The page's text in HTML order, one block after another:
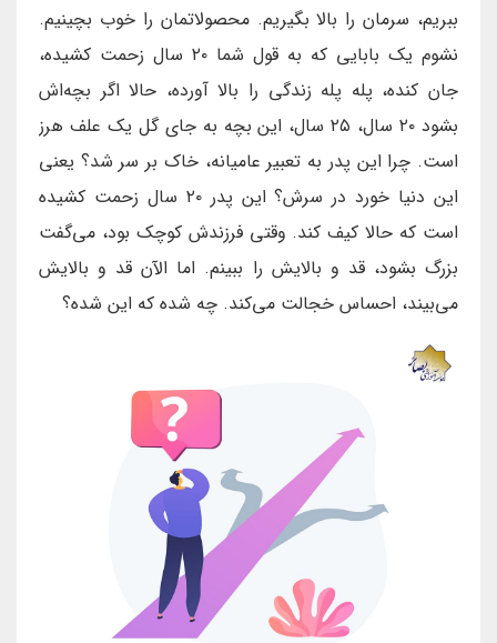
ببریم، سرمان را بالا بگیریم. محصولاتمان را خوب بچینیم.
نشوم یک بابایی که به قول شما ۲۰ سال زحمت کشیده،
جان کنده، پله پله زندگی را بالا آورده، حالا اگر بچه‌اش
بشود ۲۰ سال، ۲۵ سال، این بچه به جای گل یک علف هرز
است. چرا این پدر به تعبیر عامیانه، خاک بر سر شد؟ یعنی
این دنیا خورد در سرش؟ این پدر ۲۰ سال زحمت کشیده
است که حالا کیف کند. وقتی فرزندش کوچک بود، می‌گفت
بزرگ بشود، قد و بالایش را ببینم. اما الآن قد و بالایش
می‌بیند، احساس خجالت می‌کند. چه شده که این شده؟